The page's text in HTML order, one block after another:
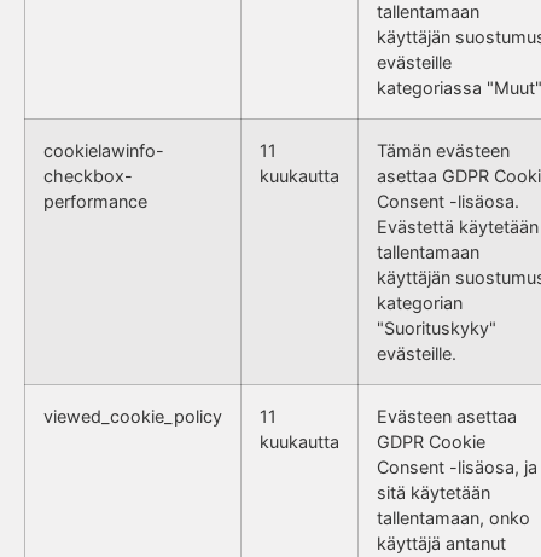
tallentamaan
käyttäjän
evästeille
kategoriassa
cookielawinfo-
checkbox-
performance
11
kuukautta
Tämän evästeen
asettaa GDPR
Consent -lisäosa.
Evästettä käytetään
tallentamaan
käyttäjän
kategorian
"Suorituskyky"
evästeille.
viewed_cookie_policy
11
kuukautta
Evästeen asettaa
GDPR Cookie
Consent -lisäosa, ja
sitä käytetään
tallentamaan, onko
käyttäjä antanut